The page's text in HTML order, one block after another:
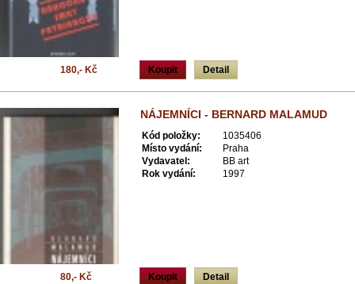
Koupit Detail
180,- Kč
NÁJEMNÍCI - BERNARD MALAMUD
Kód položky:
1035406
Místo vydání:
Praha
Vydavatel:
BB art
Rok vydání:
1997
Koupit Detail
80,- Kč